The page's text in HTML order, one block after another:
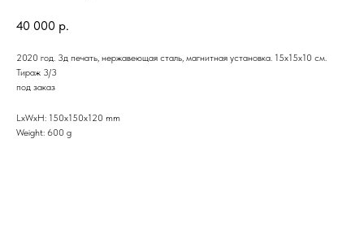
40 000 р.
2020 год. 3д печать, нержавеющая сталь, магнитная установка. 15х15х10 см.
Тираж 3/3
под заказ
LxWxH: 150x150x120 mm
Weight: 600 g